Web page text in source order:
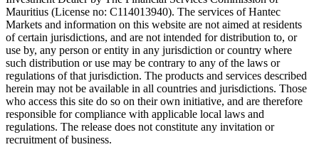
Mauritius (License no: C114013940). The services of Hantec
Markets and information on this website are not aimed at residents
of certain jurisdictions, and are not intended for distribution to, or
use by, any person or entity in any jurisdiction or country where
such distribution or use may be contrary to any of the laws or
regulations of that jurisdiction. The products and services described
herein may not be available in all countries and jurisdictions. Those
who access this site do so on their own initiative, and are therefore
responsible for compliance with applicable local laws and
regulations. The release does not constitute any invitation or
recruitment of business.